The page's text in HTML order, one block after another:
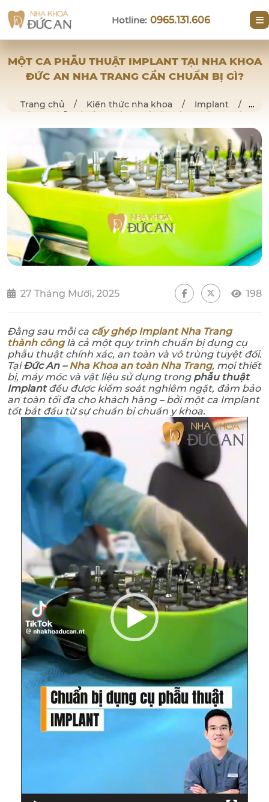
Hotline: 0965.131.606
MỘT CA PHẪU THUẬT IMPLANT TẠI NHA KHOA
ĐỨC AN NHA TRANG CẦN CHUẨN BỊ GÌ?
Trang chủ / Kiến thức nha khoa / Implant
/
Một Ca Phẫu Thuật Implant Tại Nha Khoa Đức An Nha
Trang Cần Chuẩn Bị Gì?
27 Tháng Mười, 2025 198
Đằng sau mỗi ca cấy ghép Implant Nha Trang
thành cônglà cả một quy trình chuẩn bị dụng cụ
phẫu thuật chính xác, an toàn và vô trùng tuyệt đối.
TạiĐức An –Nha Khoa an toàn Nha Trang, mọi thiết
bị, máy móc và vật liệu sử dụng trong phẫu thuật
Implantđều được kiểm soát nghiêm ngặt, đảm bảo
an toàn tối đa cho khách hàng – bởi một ca Implant
tốt bắt đầu từ sự chuẩn bị chuẩn y khoa.
Trình
chơi